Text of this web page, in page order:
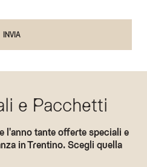
e Pacchetti
l'anno tante offerte speciali e
in Trentino. Scegli quella